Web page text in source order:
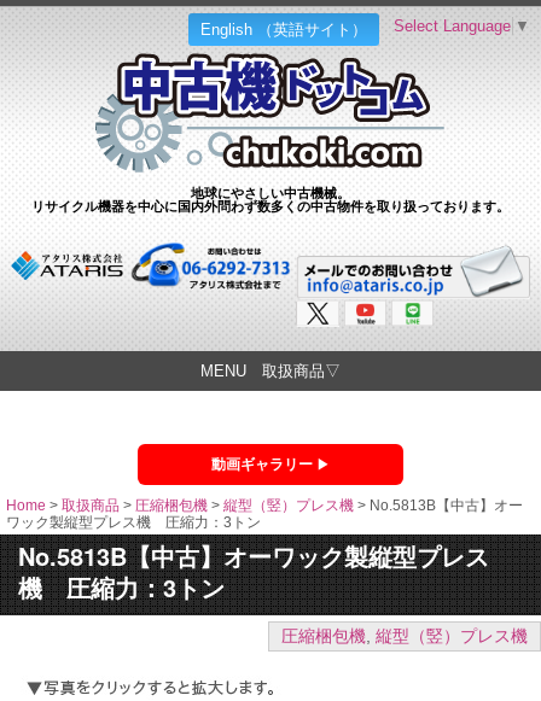
English （英語サイト）
地球にやさしい中古機械。
リサイクル機器を中心に国内外問わず数多くの中古物件を取り扱っております。
Select Language ▼
MENU 取扱商品▽
動画ギャラリー
Home > 取扱商品 > 圧縮梱包機 > 縦型（竪）プレス機 > No.5813B【中古】オー
ワック製縦型プレス機 圧縮力：3トン
No.5813B【中古】オーワック製縦型プレス
機 圧縮力：3トン
圧縮梱包機, 縦型（竪）プレス機